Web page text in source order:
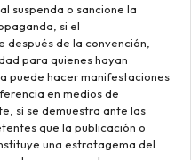
suspenda o sancione la
si el
de la convención,
para quienes hayan
puede hacer manifestaciones
en medios de
si se demuestra ante las
que la publicación o
una estratagema del